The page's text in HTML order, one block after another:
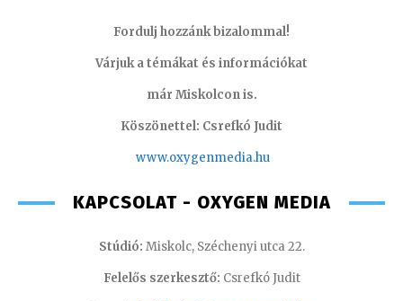
Fordulj hozzánk bizalommal!
Várjuk a témákat és információkat
már Miskolcon is.
Köszönettel: Csrefkó Judit
www.oxygenmedia.hu
KAPCSOLAT - OXYGEN MEDIA
Stúdió: Miskolc, Széchenyi utca 22.
Felelős szerkesztő: Csrefkó Judit